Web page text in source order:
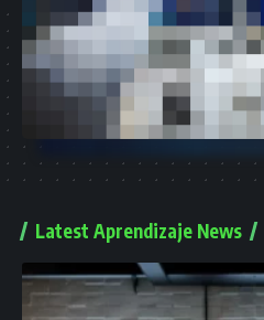
Latest Aprendizaje News